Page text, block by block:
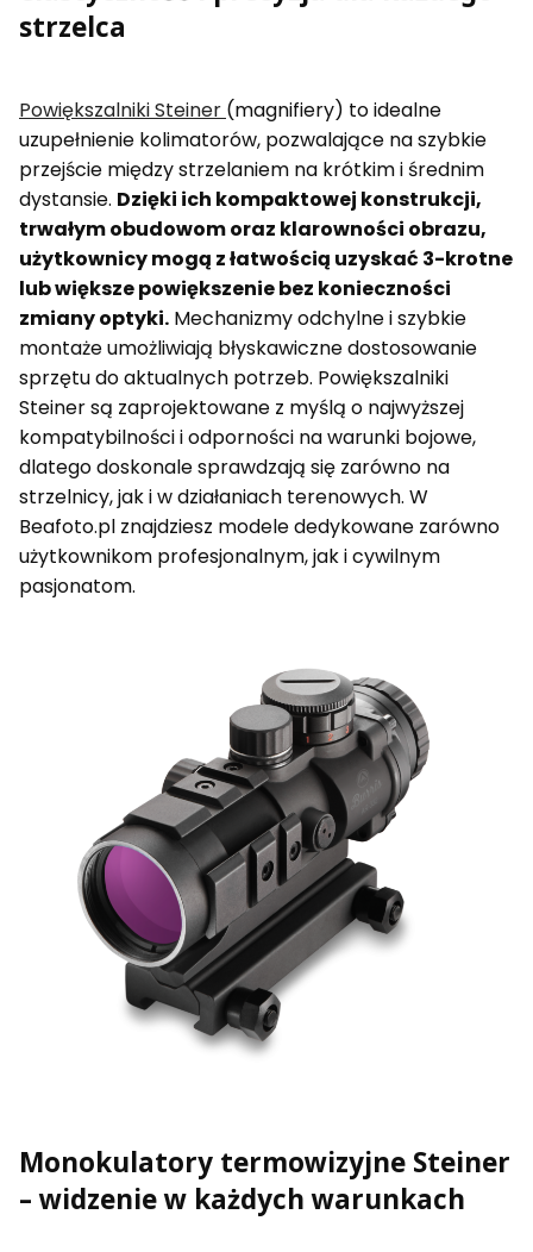
strzelca
Powiększalniki Steiner (magnifiery) to idealne
uzupełnienie kolimatorów, pozwalające na szybkie
przejście między strzelaniem na krótkim i średnim
dystansie. Dzięki ich kompaktowej konstrukcji,
trwałym obudowom oraz klarowności obrazu,
użytkownicy mogą z łatwością uzyskać 3-krotne
lub większe powiększenie bez konieczności
zmiany optyki. Mechanizmy odchylne i szybkie
montaże umożliwiają błyskawiczne dostosowanie
sprzętu do aktualnych potrzeb. Powiększalniki
Steiner są zaprojektowane z myślą o najwyższej
kompatybilności i odporności na warunki bojowe,
dlatego doskonale sprawdzają się zarówno na
strzelnicy, jak i w działaniach terenowych. W
Beafoto.pl znajdziesz modele dedykowane zarówno
użytkownikom profesjonalnym, jak i cywilnym
pasjonatom.
Monokulatory termowizyjne Steiner
– widzenie w każdych warunkach